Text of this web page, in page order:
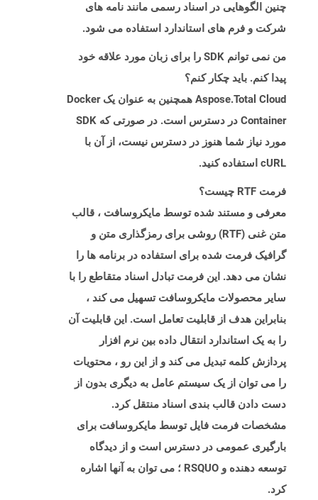
چنین الگوهایی در اسناد رسمی مانند نامه های
شرکت و فرم های استاندارد استفاده می شود.
من نمی توانم SDK را برای زبان مورد علاقه خود
پیدا کنم. باید چکار کنم؟
Aspose.Total Cloud همچنین به عنوان یک Docker
Container در دسترس است. در صورتی که SDK
مورد نیاز شما هنوز در دسترس نیست، از آن با
cURL استفاده کنید.
فرمت RTF چیست؟
معرفی و مستند شده توسط مایکروسافت ، قالب
متن غنی (RTF) روشی برای رمزگذاری متن و
گرافیک فرمت شده برای استفاده در برنامه ها را
نشان می دهد. این فرمت تبادل اسناد متقاطع را با
سایر محصولات مایکروسافت تسهیل می کند ،
بنابراین هدف از قابلیت تعامل است. این قابلیت آن
را به یک استاندارد انتقال داده بین نرم افزار
پردازش کلمه تبدیل می کند و از این رو ، محتویات
را می توان از یک سیستم عامل به دیگری بدون از
دست دادن قالب بندی اسناد منتقل کرد.
مشخصات فرمت فایل توسط مایکروسافت برای
بارگیری عمومی در دسترس است و از دیدگاه
توسعه دهنده و RSQUO ؛ می توان به آنها اشاره
کرد.